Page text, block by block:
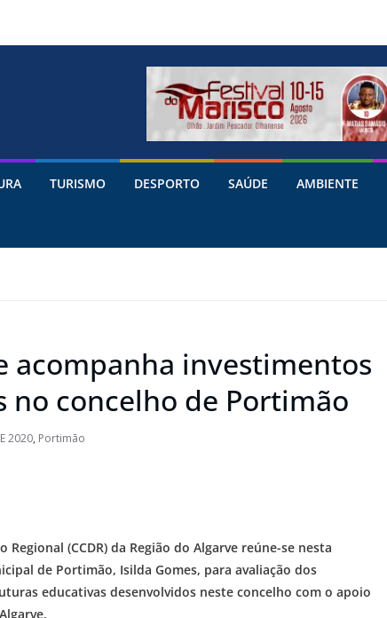
TURISMO DESPORTO SAÚDE AMBIENTE
acompanha investimentos
concelho de Portimão
2020, Portimão
(CCDR) da Região do Algarve reúne-se nesta
de Portimão, Isilda Gomes, para avaliação dos
educativas desenvolvidos neste concelho com o apoio